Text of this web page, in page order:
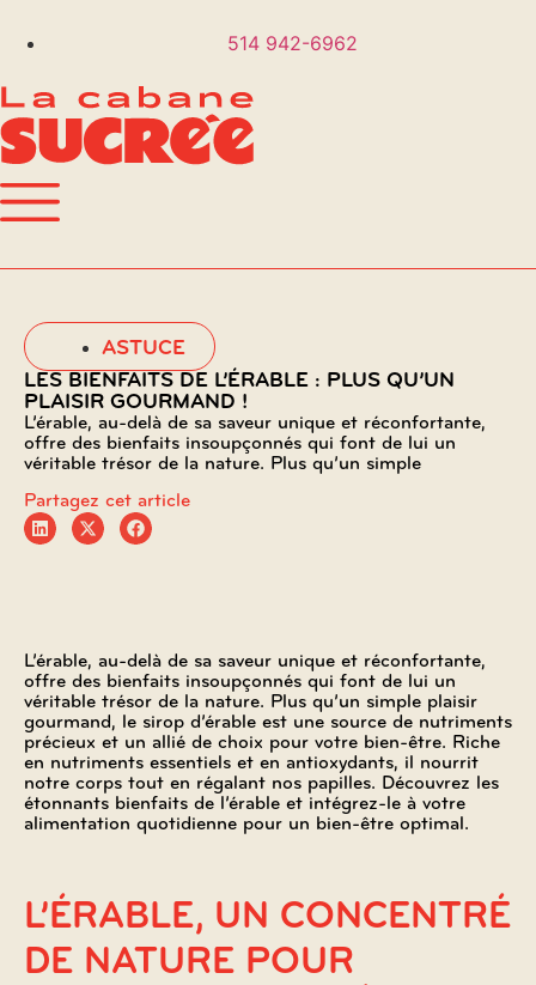
514 942-6962
ASTUCE
LES BIENFAITS DE L’ÉRABLE : PLUS QU’UN
PLAISIR GOURMAND !
L’érable, au-delà de sa saveur unique et réconfortante,
offre des bienfaits insoupçonnés qui font de lui un
véritable trésor de la nature. Plus qu’un simple
Partagez cet article
L’érable, au-delà de sa saveur unique et réconfortante,
offre des bienfaits insoupçonnés qui font de lui un
véritable trésor de la nature. Plus qu’un simple plaisir
gourmand, le sirop d’érable est une source de nutriments
précieux et un allié de choix pour votre bien-être. Riche
en nutriments essentiels et en antioxydants, il nourrit
notre corps tout en régalant nos papilles. Découvrez les
étonnants bienfaits de l’érable et intégrez-le à votre
alimentation quotidienne pour un bien-être optimal.
L’ÉRABLE, UN CONCENTRÉ
DE NATURE POUR